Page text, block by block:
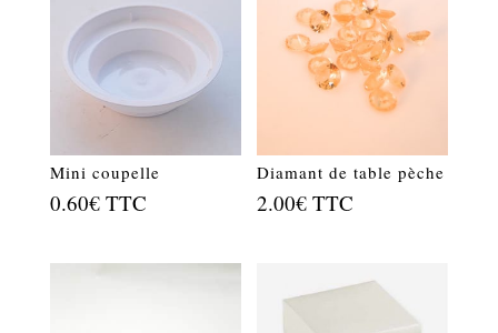
Mini coupelle
0.60€ TTC
Diamant de table pèche
2.00€ TTC